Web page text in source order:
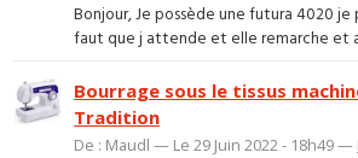
Bonjour, Je possède une futura 4020
faut que j attende et elle remarche et
Bourrage sous le tissus
Tradition
De : Maudl — Le 29 Juin 2022 - 18h49 —